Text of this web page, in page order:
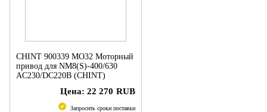
CHINT 900339 MO32 Моторный
привод для NM8(S)-400/630
AC230/DC220В (CHINT)
Цена: 22 270 RUB
Запросить сроки поставки